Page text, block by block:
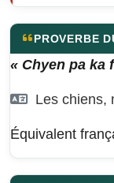
PROVERBE
« Chyen pa ka
Les chiens,
Équivalent